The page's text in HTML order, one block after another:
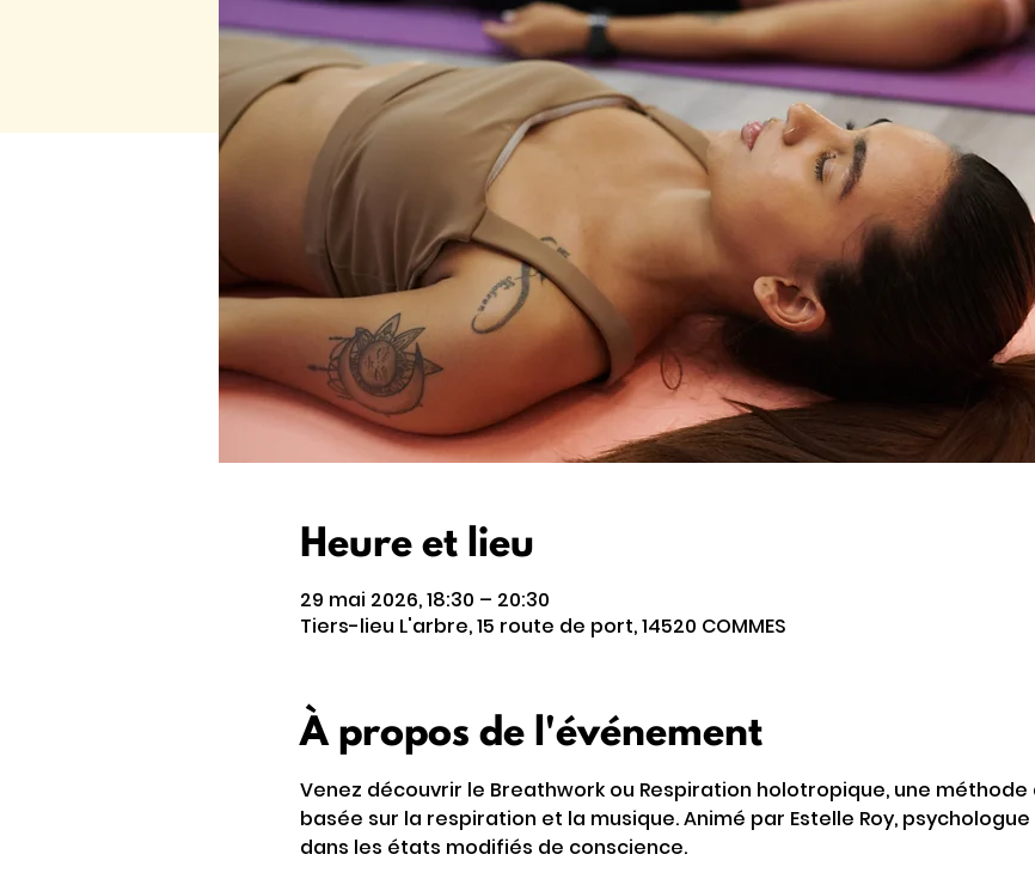
Heure et lieu
29 mai 2026, 18:30 – 20:30
Tiers-lieu L'arbre, 15 route de port, 14520 COMMES
À propos de l'événement
Venez découvrir le Breathwork ou Respiration holotropique, une
basée sur la respiration et la musique. Animé par Estelle Roy,
dans les états modifiés de conscience.